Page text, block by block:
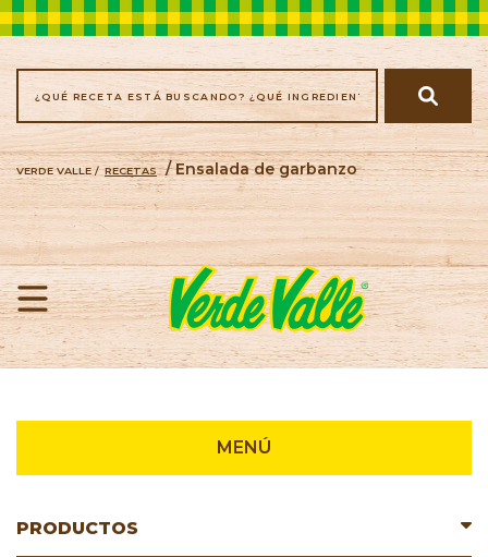
VERDE VALLE / RECETAS / Ensalada de garbanzo
MENÚ
PRODUCTOS